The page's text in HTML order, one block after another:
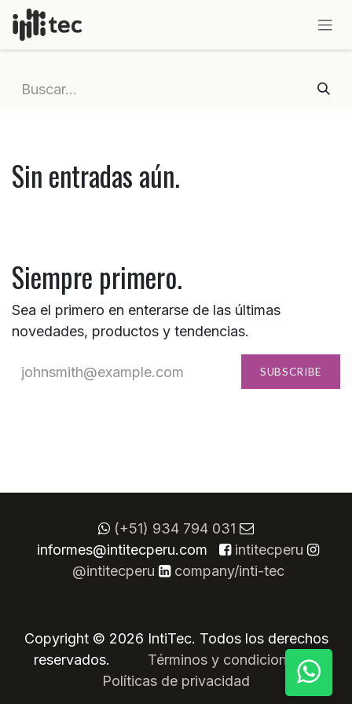
IR AL CONTENIDO
Sin entradas aún.
Siempre primero.
Sea el primero en enterarse de las últimas
novedades, productos y tendencias.
SUBSCRIBE
(+51) 934 794 031
informes@intitecperu.com
intitecperu
@intitecperu
company/inti-tec
Copyright © 2026 IntiTec. Todos los derechos
reservados.
​Términos y condiciones
Políticas de privacidad